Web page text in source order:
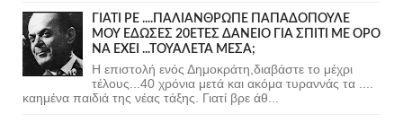
ΓΙΑΤΙ ΡΕ ....ΠΑΛΙΑΝΘΡΩΠΕ ΠΑΠΑΔΟΠΟΥΛΕ
ΜΟΥ ΕΔΩΣΕΣ 20ΕΤΕΣ ΔΑΝΕΙΟ ΓΙΑ ΣΠΙΤΙ ΜΕ ΟΡΟ
ΝΑ ΕΧΕΙ ...ΤΟΥΑΛΕΤΑ ΜΕΣΑ;
Η επιστολή ενός Δημοκράτη,διαβάστε το μέχρι
τέλους...40 χρόνια μετά και ακόμα τυραννάς τα ....
καημένα παιδιά της νέας τάξης. Γιατί βρε άθ...